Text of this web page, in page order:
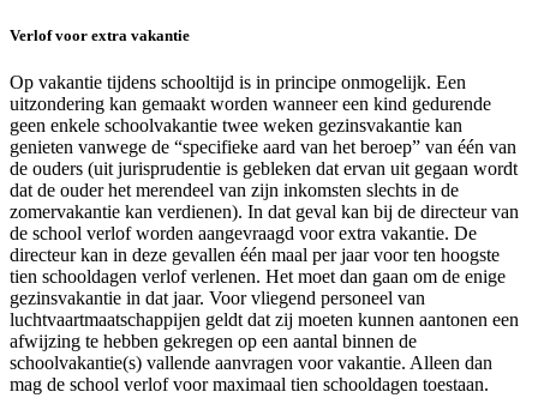
Verlof voor extra vakantie
Op vakantie tijdens schooltijd is in principe onmogelijk. Een
uitzondering kan gemaakt worden wanneer een kind gedurende
geen enkele schoolvakantie twee weken gezinsvakantie kan
genieten vanwege de “specifieke aard van het beroep” van één van
de ouders (uit jurisprudentie is gebleken dat ervan uit gegaan wordt
dat de ouder het merendeel van zijn inkomsten slechts in de
zomervakantie kan verdienen). In dat geval kan bij de directeur van
de school verlof worden aangevraagd voor extra vakantie. De
directeur kan in deze gevallen één maal per jaar voor ten hoogste
tien schooldagen verlof verlenen. Het moet dan gaan om de enige
gezinsvakantie in dat jaar. Voor vliegend personeel van
luchtvaartmaatschappijen geldt dat zij moeten kunnen aantonen een
afwijzing te hebben gekregen op een aantal binnen de
schoolvakantie(s) vallende aanvragen voor vakantie. Alleen dan
mag de school verlof voor maximaal tien schooldagen toestaan.